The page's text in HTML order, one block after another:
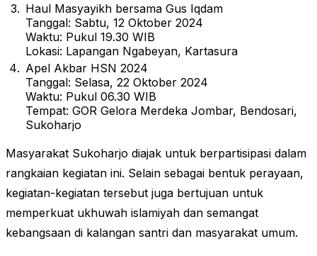
Haul Masyayikh bersama Gus Iqdam
Tanggal: Sabtu, 12 Oktober 2024
Waktu: Pukul 19.30 WIB
Lokasi: Lapangan Ngabeyan, Kartasura
Apel Akbar HSN 2024
Tanggal: Selasa, 22 Oktober 2024
Waktu: Pukul 06.30 WIB
Tempat: GOR Gelora Merdeka Jombar, Bendosari,
Sukoharjo
Masyarakat Sukoharjo diajak untuk berpartisipasi dalam
rangkaian kegiatan ini. Selain sebagai bentuk perayaan,
kegiatan-kegiatan tersebut juga bertujuan untuk
memperkuat ukhuwah islamiyah dan semangat
kebangsaan di kalangan santri dan masyarakat umum.